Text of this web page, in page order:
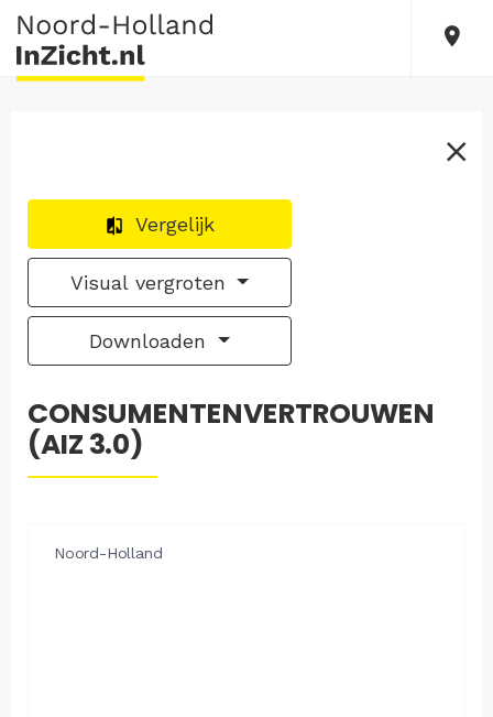
Vergelijk
Visual vergroten
Downloaden
CONSUMENTENVERTROUWEN
(AIZ 3.0)